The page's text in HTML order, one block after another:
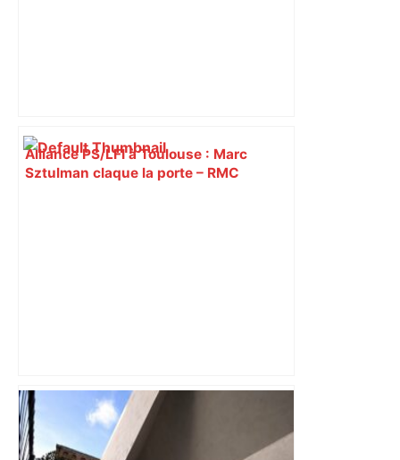
Alliance PS/LFI à Toulouse : Marc
Sztulman claque la porte – RMC
"C’est l’une des plus fortes
fréquentations du circuit" : Toulouse
est-elle la capitale du poker amateur –